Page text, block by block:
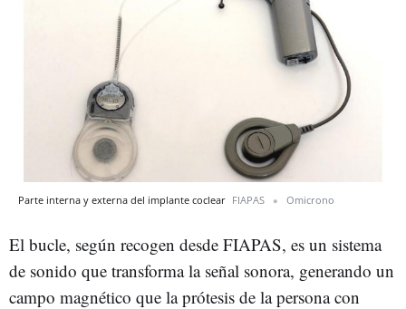
Parte interna y externa del implante coclear FIAPAS Omicrono
El bucle, según recogen desde FIAPAS, es un sistema
de sonido que transforma la señal sonora, generando un
campo magnético que la prótesis de la persona con